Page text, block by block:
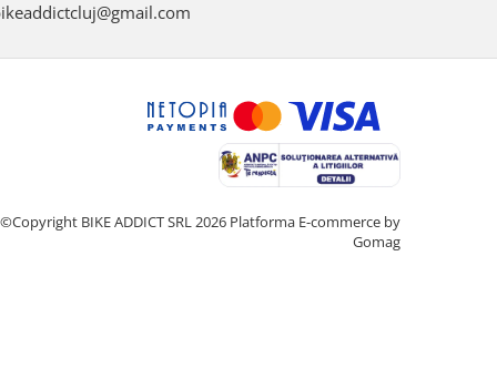
©Copyright BIKE ADDICT SRL 2026 Platforma E-commerce by
Gomag